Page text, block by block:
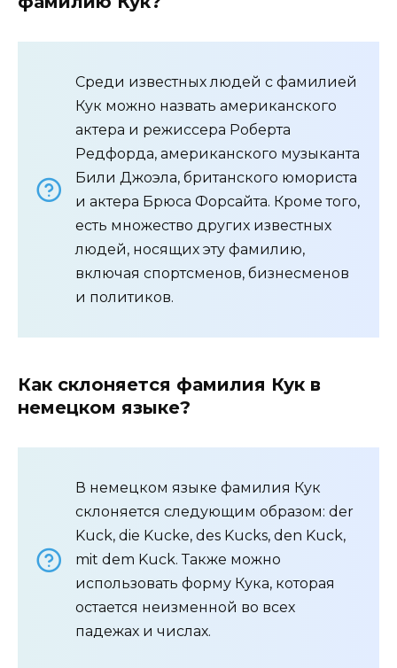
Среди известных людей с фамилией
Кук можно назвать американского
актера и режиссера Роберта
Редфорда, американского музыканта
Били Джоэла, британского юмориста
и актера Брюса Форсайта. Кроме того,
есть множество других известных
людей, носящих эту фамилию,
включая спортсменов, бизнесменов
и политиков.
Как склоняется фамилия Кук в
немецком языке?
В немецком языке фамилия Кук
склоняется следующим образом: der
Kuck, die Kucke, des Kucks, den Kuck,
mit dem Kuck. Также можно
использовать форму Кука, которая
остается неизменной во всех
падежах и числах.